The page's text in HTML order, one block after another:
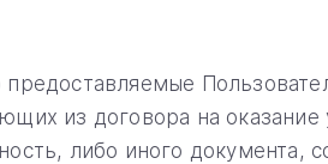
из договора на оказание
либо иного